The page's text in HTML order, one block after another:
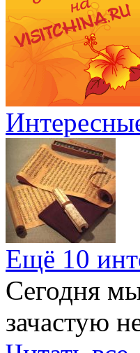
Ещё 10
Сегодня
зачастую